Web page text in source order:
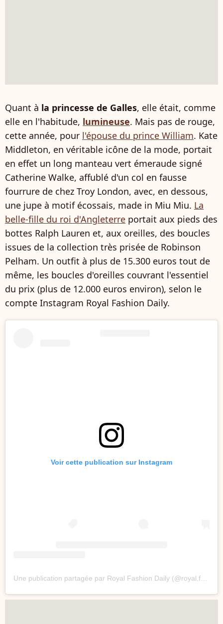
Quant à la princesse de Galles, elle était, comme
elle en l'habitude, lumineuse. Mais pas de rouge,
cette année, pour l'épouse du prince William. Kate
Middleton, en véritable icône de la mode, portait
en effet un long manteau vert émeraude signé
Catherine Walke, affublé d'un col en fausse
fourrure de chez Troy London, avec, en dessous,
une jupe à motif écossais, made in Miu Miu. La
belle-fille du roi d'Angleterre portait aux pieds des
bottes Ralph Lauren et, aux oreilles, des boucles
issues de la collection très prisée de Robinson
Pelham. Un outfit à plus de 15.300 euros tout de
même, les boucles d'oreilles couvrant l'essentiel
du prix (plus de 12.000 euros environ), selon le
compte Instagram Royal Fashion Daily.
Voir cette publication sur Instagram